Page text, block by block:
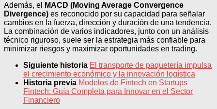
Además, el
MACD (Moving Average Convergence
Divergence) es reconocido por su capacidad para señalar
cambios en la fuerza, dirección y duración de una tendencia.
La combinación de varios indicadores, junto con un análisis
técnico riguroso, suele ser la estrategia más confiable para
minimizar riesgos y maximizar oportunidades en trading.
Siguiente historia El transporte de paquetería impulsa
el crecimiento económico y la innovación logística
Historia previa Modelos de Fintech en Startups
Fintech: Guía Completa para Innovar en el Sector
Financiero